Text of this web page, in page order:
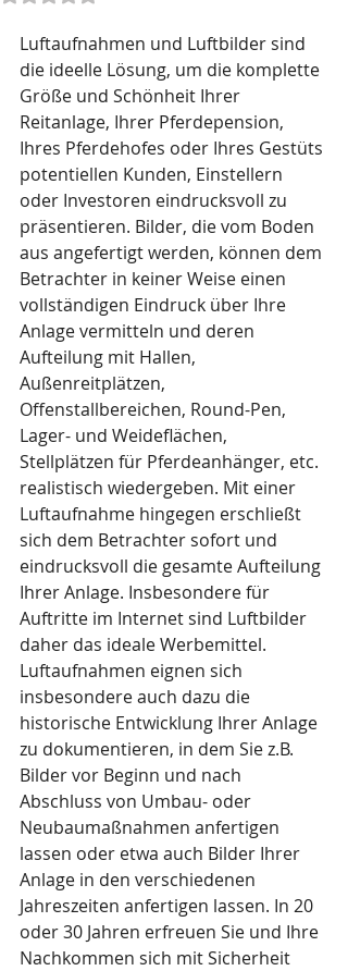
Luftaufnahmen und Luftbilder sind
die ideelle Lösung, um die komplette
Größe und Schönheit Ihrer
Reitanlage, Ihrer Pferdepension,
Ihres Pferdehofes oder Ihres Gestüts
potentiellen Kunden, Einstellern
oder Investoren eindrucksvoll zu
präsentieren. Bilder, die vom Boden
aus angefertigt werden, können dem
Betrachter in keiner Weise einen
vollständigen Eindruck über Ihre
Anlage vermitteln und deren
Aufteilung mit Hallen,
Außenreitplätzen,
Offenstallbereichen, Round-Pen,
Lager- und Weideflächen,
Stellplätzen für Pferdeanhänger, etc.
realistisch wiedergeben. Mit einer
Luftaufnahme hingegen erschließt
sich dem Betrachter sofort und
eindrucksvoll die gesamte Aufteilung
Ihrer Anlage. Insbesondere für
Auftritte im Internet sind Luftbilder
daher das ideale Werbemittel.
Luftaufnahmen eignen sich
insbesondere auch dazu die
historische Entwicklung Ihrer Anlage
zu dokumentieren, in dem Sie z.B.
Bilder vor Beginn und nach
Abschluss von Umbau- oder
Neubaumaßnahmen anfertigen
lassen oder etwa auch Bilder Ihrer
Anlage in den verschiedenen
Jahreszeiten anfertigen lassen. In 20
oder 30 Jahren erfreuen Sie und Ihre
Nachkommen sich mit Sicherheit